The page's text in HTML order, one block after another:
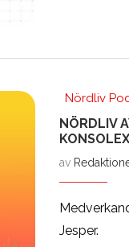
Nördliv
NÖRDLIV
av
Jesper.